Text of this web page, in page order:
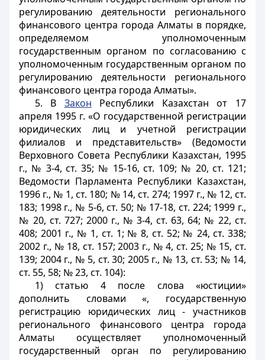
регулированию деятельности регионального
финансового центра города Алматы в порядке,
определяемом уполномоченным
государственным органом по согласованию с
уполномоченным государственным органом по
регулированию деятельности регионального
финансового центра города Алматы».
5. В Закон Республики Казахстан от 17
апреля 1995 г. «О государственной регистрации
юридических лиц и учетной регистрации
филиалов и представительств» (Ведомости
Верховного Совета Республики Казахстан, 1995
г., № 3-4, ст. 35; № 15-16, ст. 109; № 20, ст. 121;
Ведомости Парламента Республики Казахстан,
1996 г., № 1, ст. 180; № 14, ст. 274; 1997 г., № 12, ст.
183; 1998 г., № 5-6, ст. 50; № 17-18, ст. 224; 1999 г.,
№ 20, ст. 727; 2000 г., № 3-4, ст. 63, 64; № 22, ст.
408; 2001 г., № 1, ст. 1; № 8, ст. 52; № 24, ст. 338;
2002 г., № 18, ст. 157; 2003 г., № 4, ст. 25; № 15, ст.
139; 2004 г., № 5, ст. 30; 2005 г., № 13, ст. 53; № 14,
ст. 55, 58; № 23, ст. 104):
1) статью 4 после слова «юстиции»
дополнить словами «, государственную
регистрацию юридических лиц - участников
регионального финансового центра города
Алматы осуществляет уполномоченный
государственный орган по регулированию